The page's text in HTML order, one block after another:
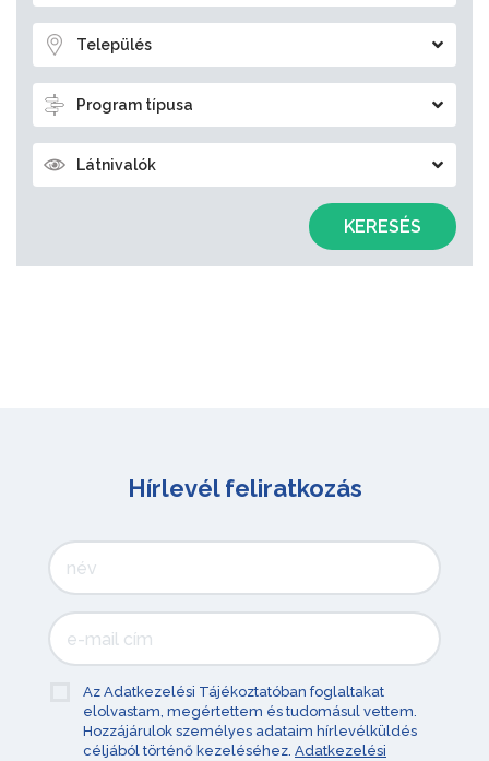
Település
Program típusa
Látnivalók
KERESÉS
Hírlevél feliratkozás
Az Adatkezelési Tájékoztatóban foglaltakat
elolvastam, megértettem és tudomásul vettem.
Hozzájárulok személyes adataim hírlevélküldés
céljából történő kezeléséhez. Adatkezelési